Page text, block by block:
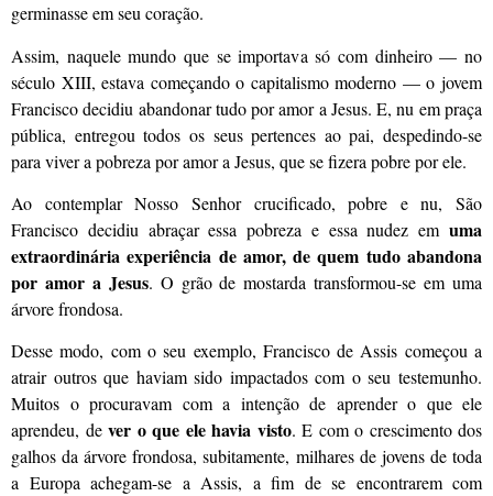
germinasse em seu coração.
Assim, naquele mundo que se importava só com dinheiro — no
século XIII, estava começando o capitalismo moderno — o jovem
Francisco decidiu abandonar tudo por amor a Jesus. E, nu em praça
pública, entregou todos os seus pertences ao pai, despedindo-se
para viver a pobreza por amor a Jesus, que se fizera pobre por ele.
Ao contemplar Nosso Senhor crucificado, pobre e nu, São
Francisco decidiu abraçar essa pobreza e essa nudez em uma
extraordinária experiência de amor, de quem tudo abandona
por amor a Jesus. O grão de mostarda transformou-se em uma
árvore frondosa.
Desse modo, com o seu exemplo, Francisco de Assis começou a
atrair outros que haviam sido impactados com o seu testemunho.
Muitos o procuravam com a intenção de aprender o que ele
aprendeu, de ver o que ele havia visto. E com o crescimento dos
galhos da árvore frondosa, subitamente, milhares de jovens de toda
a Europa achegam-se a Assis, a fim de se encontrarem com